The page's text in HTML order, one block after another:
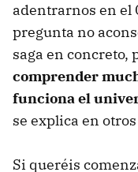
adentrarnos en el
pregunta no
saga en concreto,
comprender
funciona el
se explica en
Si queréis